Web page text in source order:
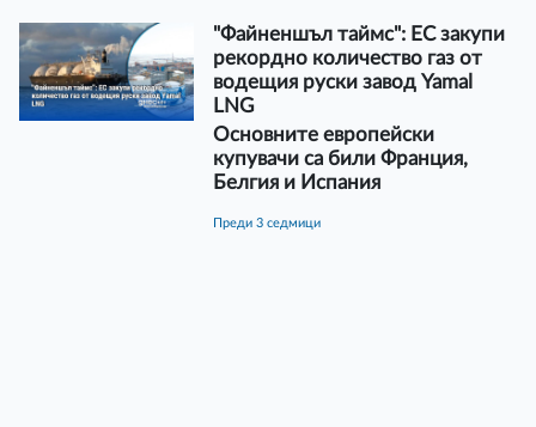
"Файненшъл таймс": ЕС закупи
рекордно количество газ от
водещия руски завод Yamal
LNG
Основните европейски
купувачи са били Франция,
Белгия и Испания
преди 3 седмици